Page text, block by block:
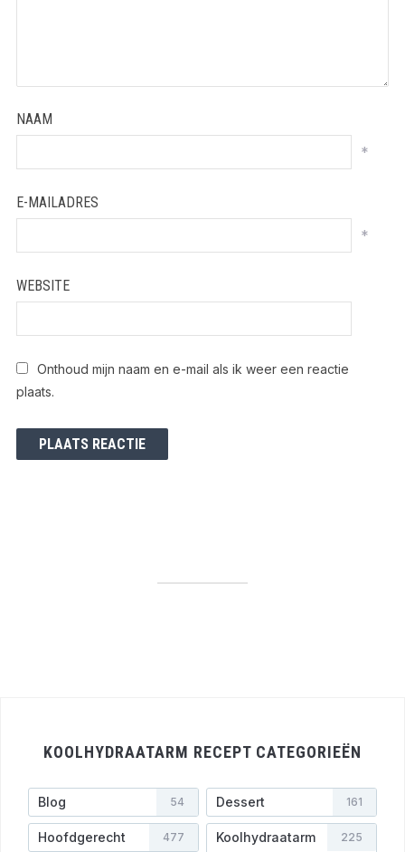
NAAM
*
E-MAILADRES
*
WEBSITE
Onthoud mijn naam en e-mail als ik weer een reactie
plaats.
KOOLHYDRAATARM RECEPT CATEGORIEËN
Blog 54 Dessert 161
Hoofdgerecht 477 Koolhydraatarm 225